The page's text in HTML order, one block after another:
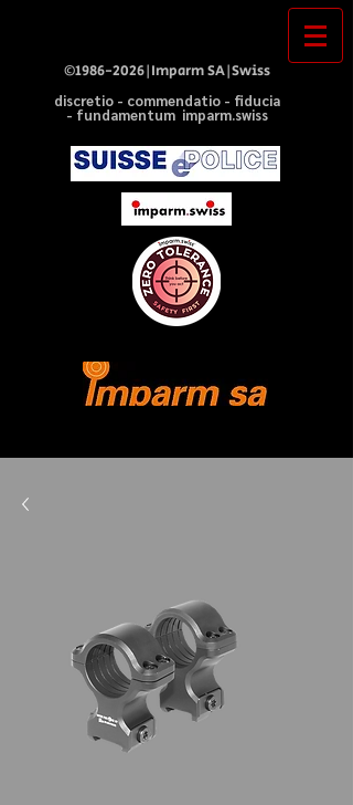
©1986-2026|Imparm SA|Swiss
discretio - commendatio - fiducia
- fundamentum imparm.swiss